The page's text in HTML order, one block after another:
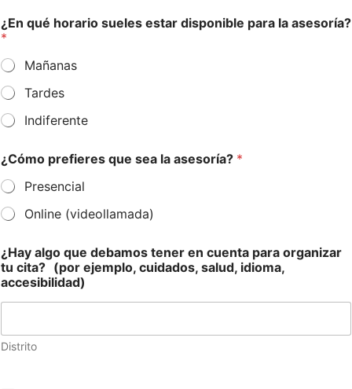
¿En qué horario sueles estar disponible para la asesoría?
*
Mañanas
Tardes
Indiferente
¿Cómo prefieres que sea la asesoría? *
Presencial
Online (videollamada)
¿Hay algo que debamos tener en cuenta para organizar
tu cita? (por ejemplo, cuidados, salud, idioma,
accesibilidad)
Distrito